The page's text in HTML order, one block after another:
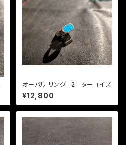
オーバル リング -2 ターコイズ
¥12,800